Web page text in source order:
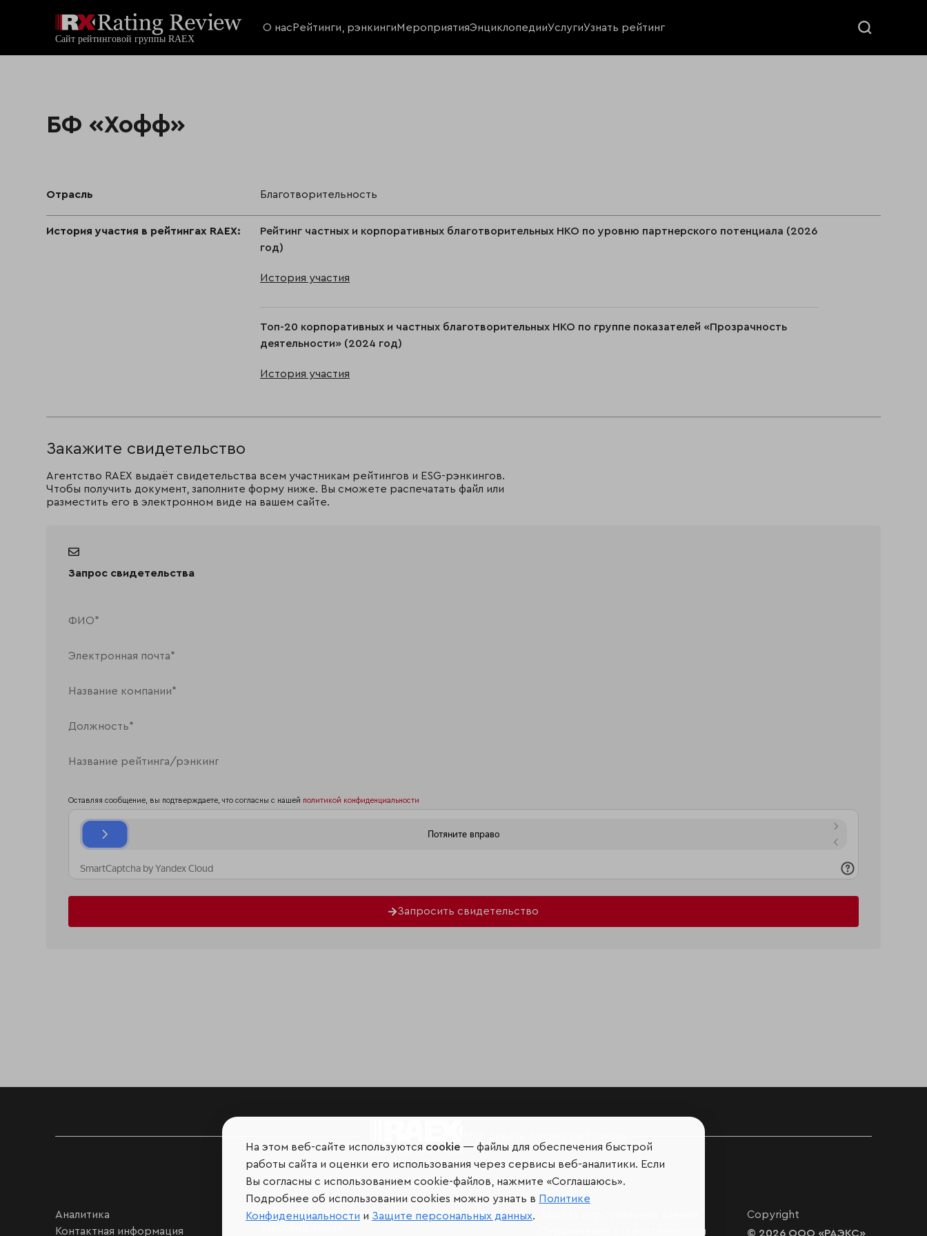
О нас Рейтинги, рэнкингиМероприятияЭнциклопедииУслугиУзнать рейтинг
БФ «Хофф»
Отрасль Благотворительность
История участия в рейтингах RAEX:
Рейтинг частных и корпоративных благотворительных НКО по уровню партнерского потенциала (2026
год)
История участия
Топ-20 корпоративных и частных благотворительных НКО по группе показателей «Прозрачность
деятельности» (2024 год)
История участия
Закажите свидетельство
Агентство RAEX выдаёт свидетельства всем участникам рейтингов и ESG-рэнкингов.
Чтобы получить документ, заполните форму ниже. Вы сможете распечатать файл или
разместить его в электронном виде на вашем сайте.
Запрос свидетельства
Оставляя сообщение, вы подтверждаете, что согласны с нашей политикой конфиденциальности
Запросить свидетельство
Аналитика
Контактная информация
Мы в социальных сетях и
Ограничение ответственности
Copyright
© 2026 ООО «РАЭКС»
На этом веб-сайте используются cookie — файлы для обеспечения быстрой
работы сайта и оценки его использования через сервисы веб-аналитики. Если
Вы согласны с использованием cookie-файлов, нажмите «Соглашаюсь».
Подробнее об использовании cookies можно узнать в Политике
Конфиденциальности и Защите персональных данных.